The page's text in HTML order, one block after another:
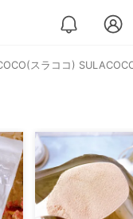
スラココ)